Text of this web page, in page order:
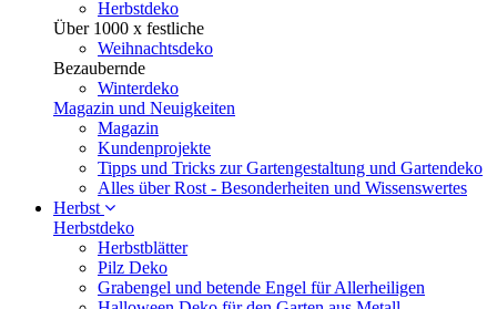
Herbstdeko
Über 1000 x festliche
Weihnachtsdeko
Bezaubernde
Winterdeko
Magazin und Neuigkeiten
Magazin
Kundenprojekte
Tipps und Tricks zur Gartengestaltung und Gartendeko
Alles über Rost - Besonderheiten und Wissenswertes
Herbst
Herbstdeko
Herbstblätter
Pilz Deko
Grabengel und betende Engel für Allerheiligen